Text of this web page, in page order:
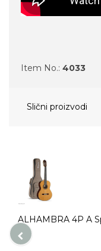
Item No.: 4033
Slični proizvodi
ALHAMBRA 4P A